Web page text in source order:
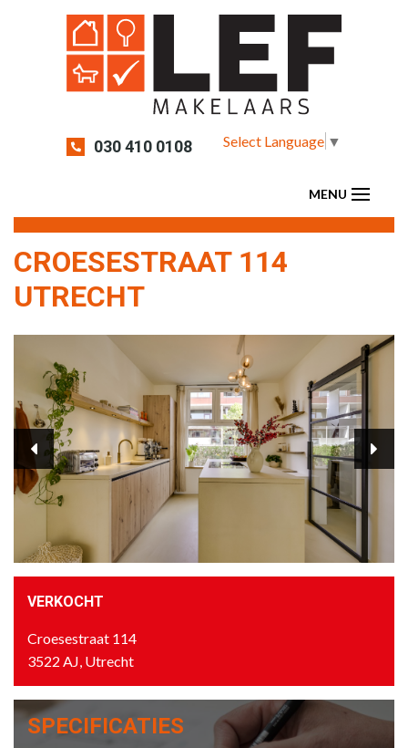
030 410 0108 Select Language ▼
CROESESTRAAT 114
UTRECHT
VERKOCHT
Croesestraat 114
3522 AJ, Utrecht
SPECIFICATIES